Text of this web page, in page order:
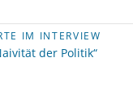
IM INTERVIEW
der Politik“